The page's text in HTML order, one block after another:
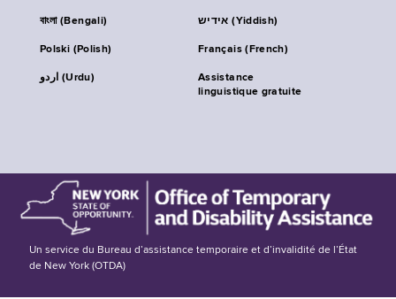
বাংলা (Bengali) אידיש (Yiddish)
Polski (Polish) Français (French)
اردو (Urdu)
Assistance
linguistique gratuite
Un service du Bureau d’assistance temporaire et d’invalidité de l’État
de New York (OTDA)